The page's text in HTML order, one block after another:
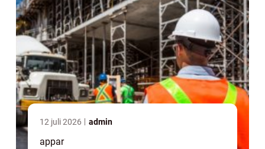
12 juli 2026 admin
appar